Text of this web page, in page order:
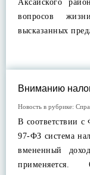
Аксайского
вопросов
высказанных
Вниманию
Новость в рубрике:
В соответствии
97-ФЗ система
вмененный
применяется.